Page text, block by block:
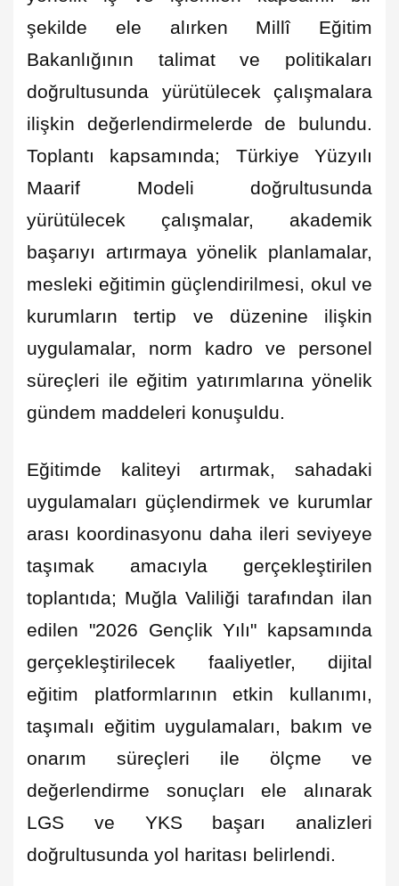
şekilde ele alırken Millî Eğitim
Bakanlığının talimat ve politikaları
doğrultusunda yürütülecek çalışmalara
ilişkin değerlendirmelerde de bulundu.
Toplantı kapsamında; Türkiye Yüzyılı
Maarif Modeli doğrultusunda
yürütülecek çalışmalar, akademik
başarıyı artırmaya yönelik planlamalar,
mesleki eğitimin güçlendirilmesi, okul ve
kurumların tertip ve düzenine ilişkin
uygulamalar, norm kadro ve personel
süreçleri ile eğitim yatırımlarına yönelik
gündem maddeleri konuşuldu.
Eğitimde kaliteyi artırmak, sahadaki
uygulamaları güçlendirmek ve kurumlar
arası koordinasyonu daha ileri seviyeye
taşımak amacıyla gerçekleştirilen
toplantıda; Muğla Valiliği tarafından ilan
edilen "2026 Gençlik Yılı" kapsamında
gerçekleştirilecek faaliyetler, dijital
eğitim platformlarının etkin kullanımı,
taşımalı eğitim uygulamaları, bakım ve
onarım süreçleri ile ölçme ve
değerlendirme sonuçları ele alınarak
LGS ve YKS başarı analizleri
doğrultusunda yol haritası belirlendi.